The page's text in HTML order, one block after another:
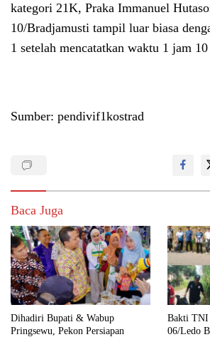
kategori 21K, Praka Immanuel
10/Bradjamusti tampil luar biasa
1 setelah mencatatkan waktu 1 jam
Sumber: pendivif1kostrad
Baca Juga
Dihadiri Bupati & Wabup
Pringsewu, Pekon Persiapan
Bakti
06/Ledo